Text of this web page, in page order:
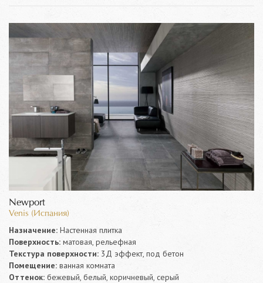
Newport
Venis (Испания)
Назначение: Настенная плитка
Поверхность: матовая, рельефная
Текстура поверхности: 3Д эффект, под бетон
Помещение: ванная комната
Оттенок: бежевый, белый, коричневый, серый